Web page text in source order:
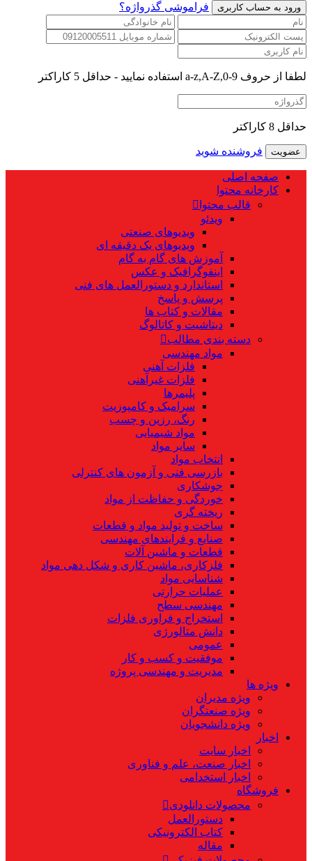
فراموشی گذرواژه؟
لطفا از حروف a-z,A-Z,0-9 استفاده نمایید - حداقل 5 کاراکتر
حداقل 8 کاراکتر
فروشنده شوید
صفحه اصلی
کارخانه محتوا
قالب محتوا
ویدئو
ویدیوهای صنعتی
ویدیوهای یک دقیقه ای
آموزش های گام به گام
اینفوگرافیک و عکس
استاندارد و دستورالعمل های فنی
پرسش و پاسخ
مقالات و کتاب ها
دیتاشیت و کاتالوگ
دسته بندی مطالب
مواد مهندسی
فلزات آهنی
فلزات غیرآهنی
پلیمرها
سرامیک و کامپوزیت
رنگ، رزین و چسب
مواد شیمیایی
سایر مواد
انتخاب مواد
بازرسی فنی و آزمون های کنترلی
جوشکاری
خوردگی و حفاظت از مواد
ریخته گری
ساخت و تولید مواد و قطعات
صنایع و فرایندهای مهندسی
قطعات و ماشین آلات
فلزکاری، ماشین کاری و شکل دهی مواد
شناسایی مواد
عملیات حرارتی
مهندسی سطح
استخراج و فراوری فلزات
دانش متالورژی
عمومی
موفقیت و کسب و کار
مدیریت و مهندسی پروژه
ویژه ها
ویژه مدیران
ویژه صنعتگران
ویژه دانشجویان
اخبار
اخبار سایت
اخبار صنعت، علم و فناوری
اخبار استخدامی
فروشگاه
محصولات دانلودی
دستورالعمل
کتاب الکترونیکی
مقاله